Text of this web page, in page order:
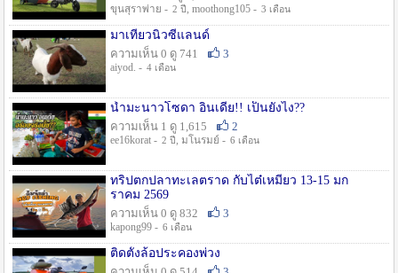
ขุนสุราพ่าย - 2 ปี , moothong105 - 3 เดือน
มาเที่ยวนิวซีแลนด์
ความเห็น 0 ดู 741
3
aiyod. - 4 เดือน
น้ำมะนาวโซดา อินเดีย!! เป็นยังไง??
ความเห็น 1 ดู 1,615
2
ee16korat - 2 ปี , มโนรมย์ - 6 เดือน
ทริปตกปลาทะเลตราด กับไต๋เหมี่ยว 13-15 มก
ราคม 2569
ความเห็น 0 ดู 832
3
kapong99 - 6 เดือน
ติดตั้งล้อประคองพ่วง